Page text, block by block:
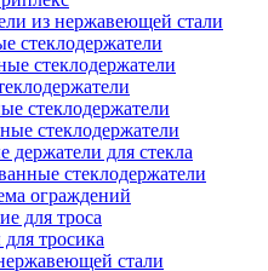
из нержавеющей стали
стеклодержатели
стеклодержатели
стеклодержатели
стеклодержатели
держатели для стекла
стеклодержатели
ограждений
для троса
тросика
стали